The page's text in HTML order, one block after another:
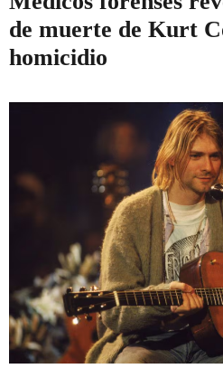
de muerte de Kurt
homicidio